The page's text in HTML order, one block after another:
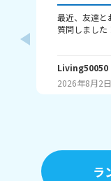
最近、友達と
質問しました！ みんなは毎月お小遣いをもらっ
を教えてほしいです！ ちなみ
くさんの回答
Living50050
2026年8月2日
ラ